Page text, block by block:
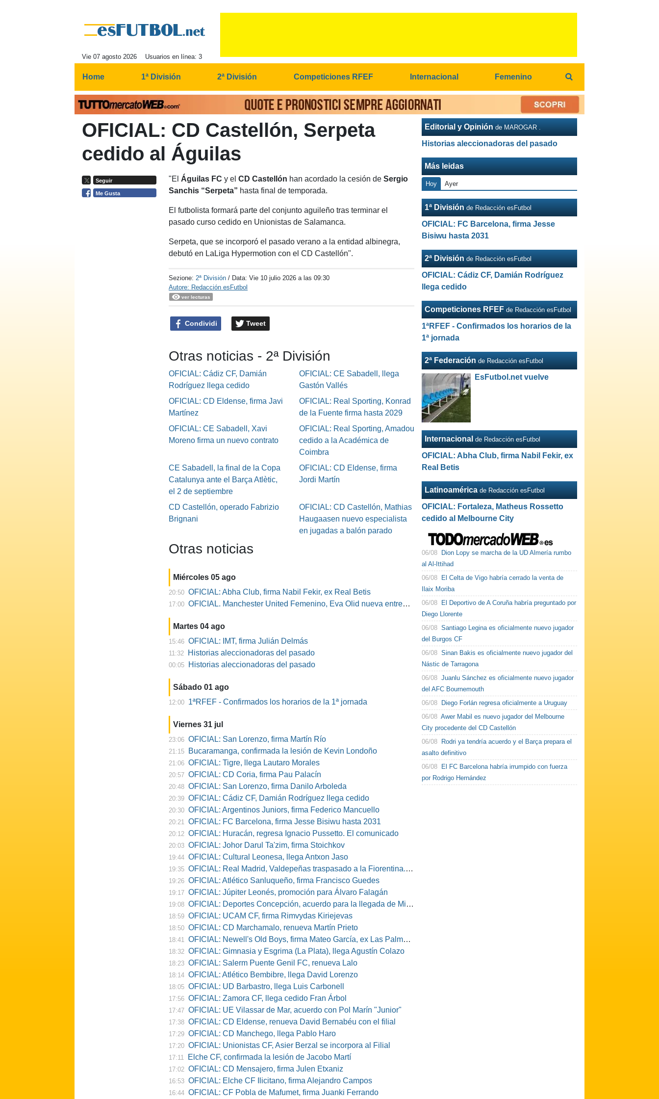
Vie 07 agosto 2026 Usuarios en línea: 3
Home 1ª División 2ª División Competiciones RFEF Internacional Femenino
OFICIAL: CD Castellón, Serpeta
cedido al Águilas
Seguir
Me Gusta
"El Águilas FC y elCD Castellón han acordado la cesión deSergio
Sanchis “Serpeta” hasta final de temporada.
El futbolista formará parte del conjunto aguileño tras terminar el
pasado curso cedido en Unionistas de Salamanca.
Serpeta, que se incorporó el pasado verano a la entidad albinegra,
debutó en LaLiga Hypermotion con el CD Castellón".
Sezione:2ª División / Data:Vie 10 julio 2026 a las 09:30
Autore: Redacción esFutbol
ver lecturas
Condividi Tweet
Otras noticias - 2ª División
OFICIAL: Cádiz CF, Damián
Rodríguez llega cedido
OFICIAL: CE Sabadell, llega
Gastón Vallés
OFICIAL: CD Eldense, firma Javi
Martínez
OFICIAL: Real Sporting, Konrad
de la Fuente firma hasta 2029
OFICIAL: CE Sabadell, Xavi
Moreno firma un nuevo contrato
OFICIAL: Real Sporting, Amadou
cedido a la Académica de
Coimbra
CE Sabadell, la final de la Copa
Catalunya ante el Barça Atlètic,
el 2 de septiembre
OFICIAL: CD Eldense, firma
Jordi Martín
CD Castellón, operado Fabrizio
Brignani
OFICIAL: CD Castellón, Mathias
Haugaasen nuevo especialista
en jugadas a balón parado
Otras noticias
Miércoles 05 ago
20:50 OFICIAL: Abha Club, firma Nabil Fekir, ex Real Betis
17:00 OFICIAL. Manchester United Femenino, Eva Olid nueva entrenadora
Martes 04 ago
15:46 OFICIAL: IMT, firma Julián Delmás
11:32 Historias aleccionadoras del pasado
00:05 Historias aleccionadoras del pasado
Sábado 01 ago
12:00 1ªRFEF - Confirmados los horarios de la 1ª jornada
Viernes 31 jul
23:06 OFICIAL: San Lorenzo, firma Martín Río
21:15 Bucaramanga, confirmada la lesión de Kevin Londoño
21:06 OFICIAL: Tigre, llega Lautaro Morales
20:57 OFICIAL: CD Coria, firma Pau Palacín
20:48 OFICIAL: San Lorenzo, firma Danilo Arboleda
20:39 OFICIAL: Cádiz CF, Damián Rodríguez llega cedido
20:30 OFICIAL: Argentinos Juniors, firma Federico Mancuello
20:21 OFICIAL: FC Barcelona, firma Jesse Bisiwu hasta 2031
20:12 OFICIAL: Huracán, regresa Ignacio Pussetto. El comunicado
20:03 OFICIAL: Johor Darul Ta'zim, firma Stoichkov
19:44 OFICIAL: Cultural Leonesa, llega Antxon Jaso
19:35 OFICIAL: Real Madrid, Valdepeñas traspasado a la Fiorentina. El comunicado
19:26 OFICIAL: Atlético Sanluqueño, firma Francisco Guedes
19:17 OFICIAL: Júpiter Leonés, promoción para Álvaro Falagán
19:08 OFICIAL: Deportes Concepción, acuerdo para la llegada de Miguel Barbieri
18:59 OFICIAL: UCAM CF, firma Rimvydas Kiriejevas
18:50 OFICIAL: CD Marchamalo, renueva Martín Prieto
18:41 OFICIAL: Newell's Old Boys, firma Mateo García, ex Las Palmas, Osasuna o Alcorcón
18:32 OFICIAL: Gimnasia y Esgrima (La Plata), llega Agustín Colazo
18:23 OFICIAL: Salerm Puente Genil FC, renueva Lalo
18:14 OFICIAL: Atlético Bembibre, llega David Lorenzo
18:05 OFICIAL: UD Barbastro, llega Luis Carbonell
17:56 OFICIAL: Zamora CF, llega cedido Fran Árbol
17:47 OFICIAL: UE Vilassar de Mar, acuerdo con Pol Marín "Junior"
17:38 OFICIAL: CD Eldense, renueva David Bernabéu con el filial
17:29 OFICIAL: CD Manchego, llega Pablo Haro
17:20 OFICIAL: Unionistas CF, Asier Berzal se incorpora al Filial
17:11 Elche CF, confirmada la lesión de Jacobo Martí
17:02 OFICIAL: CD Mensajero, firma Julen Etxaniz
16:53 OFICIAL: Elche CF Ilicitano, firma Alejandro Campos
16:44 OFICIAL: CF Pobla de Mafumet, firma Juanki Ferrando
Editorial y Opinión de MAROGAR .
Historias aleccionadoras del pasado
Más leidas
Hoy Ayer
1ª División de Redacción esFutbol
OFICIAL: FC Barcelona, firma Jesse
Bisiwu hasta 2031
2ª División de Redacción esFutbol
OFICIAL: Cádiz CF, Damián Rodríguez
llega cedido
Competiciones RFEF de Redacción esFutbol
1ªRFEF - Confirmados los horarios de la
1ª jornada
2ª Federación de Redacción esFutbol
EsFutbol.net vuelve
Internacional de Redacción esFutbol
OFICIAL: Abha Club, firma Nabil Fekir, ex
Real Betis
Latinoamérica de Redacción esFutbol
OFICIAL: Fortaleza, Matheus Rossetto
cedido al Melbourne City
06/08
Dion Lopy se marcha de la UD Almería rumbo
al Al-Ittihad
06/08
El Celta de Vigo habría cerrado la venta de
Ilaix Moriba
06/08
El Deportivo de A Coruña habría preguntado por
Diego Llorente
06/08 Santiago Legina es oficialmente nuevo jugador
del Burgos CF
06/08 Sinan Bakis es oficialmente nuevo jugador del
Nástic de Tarragona
06/08 Juanlu Sánchez es oficialmente nuevo jugador
del AFC Bournemouth
06/08
Diego Forlán regresa oficialmente a Uruguay
06/08 Awer Mabil es nuevo jugador del Melbourne
City procedente del CD Castellón
06/08
Rodri ya tendría acuerdo y el Barça prepara el
asalto definitivo
06/08
El FC Barcelona habría irrumpido con fuerza
por Rodrigo Hernández